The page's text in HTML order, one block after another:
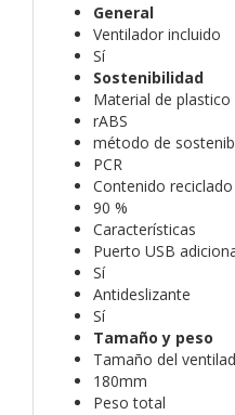
General
Ventilador incluido
Sí
Sostenibilidad
Material de plastico
rABS
método de
PCR
Contenido reciclado
90 %
Características
Puerto USB
Sí
Antideslizante
Sí
Tamaño y peso
Tamaño del
180mm
Peso total